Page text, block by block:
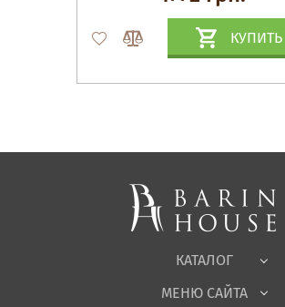
КУПИТЬ
КАТАЛОГ
Спальни, Кровати
Корпусная мебель
Офисная мебель
Садовая мебель
МЕНЮ САЙТА